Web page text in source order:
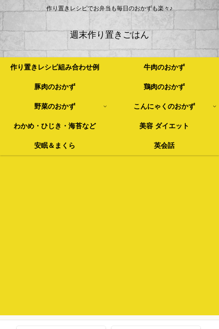
作り置きレシピでお弁当も毎日のおかずも楽々♪
週末作り置きごはん
作り置きレシピ組み合わせ例 牛肉のおかず
豚肉のおかず 鶏肉のおかず
野菜のおかず こんにゃくのおかず
わかめ・ひじき・海苔など 美容 ダイエット
安眠＆まくら 英会話